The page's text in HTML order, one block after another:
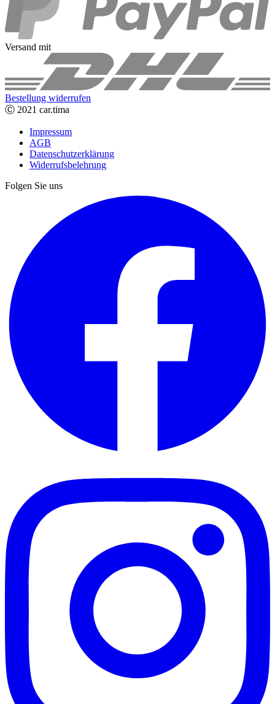
Versand mit
Bestellung widerrufen
Ⓒ 2021 car.tima
Impressum
AGB
Datenschutzerklärung
Widerrufsbelehrung
Folgen Sie uns